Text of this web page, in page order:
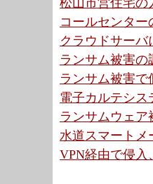
松山市営住宅の
コールセンタ
クラウドサー
ランサム被害
ランサム被害
電子カルテシス
ランサムウェ
水道スマートメ
VPN経由で侵入